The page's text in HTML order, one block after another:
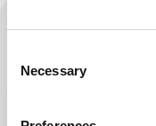
Selection
Necessary
und PR- und
einem Betrieb